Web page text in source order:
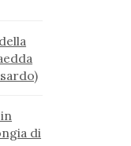
di